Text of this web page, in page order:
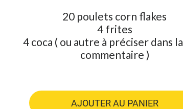
20 poulets corn flakes
4 frites
4 coca ( ou autre à préciser dans
commentaire )
AJOUTER AU PANIER